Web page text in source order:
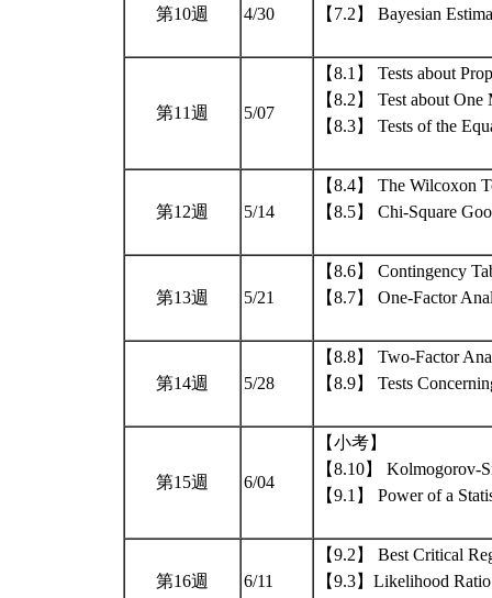
第10週 4/30
【7.2】 Bayesian
第11週 5/07
【8.1】 Tests about
【8.2】 Test about
【8.3】 Tests of the
第12週 5/14
【8.4】 The Wilcoxon
【8.5】 Chi-Square
第13週 5/21
【8.6】 Contingency
【8.7】 One-Factor
第14週 5/28
【8.8】 Two-Factor
【8.9】 Tests
第15週 6/04
【小考】
【8.10】 Kolmogorov-
【9.1】 Power of a
第16週 6/11
【9.2】 Best Critical
【9.3】Likelihood Ratio